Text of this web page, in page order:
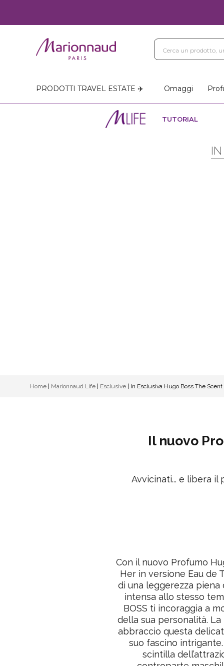
PRODOTTI TRAVEL ESTATE ✈️ Omaggi
TUTORIAL
Home Marionnaud Life Esclusive In Esclusiva Hugo Boss The Scent
Il nuovo
Avvicinati... e libera
Con il nuovo Profumo
Her in versione Eau de
di una leggerezza piena
intensa allo stesso
BOSS ti incoraggia a
della sua personalità.
abbraccio questa
suo fascino
scintilla